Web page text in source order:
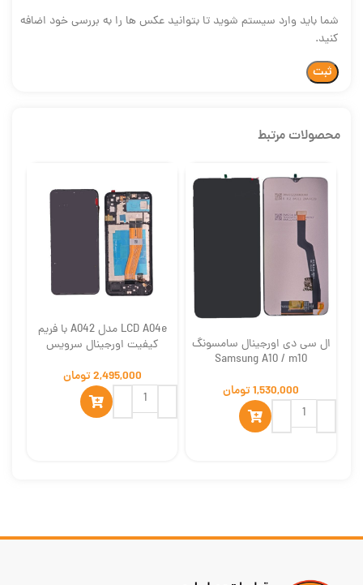
شما باید وارد سیستم شوید تا بتوانید عکس ها را به بررسی خود اضافه
کنید.
محصولات مرتبط
اورجینال
ال سی دی اورجینال سامسونگ
Samsung A10 / m10
تومان
اورجینال
شرکتی سرویس
LCD A04e مدل A042 با فریم
کیفیت اورجینال سرویس
تومان